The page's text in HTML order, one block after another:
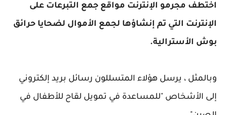
اختطف مجرمو الإنترنت مواقع جمع التبرعات على
الإنترنت التي تم إنشاؤها لجمع الأموال لضحايا حرائق
بوش الأسترالية.
وبالمثل ، يرسل هؤلاء المتسللون رسائل بريد إلكتروني
إلى الأشخاص "للمساعدة في تمويل لقاح للأطفال في